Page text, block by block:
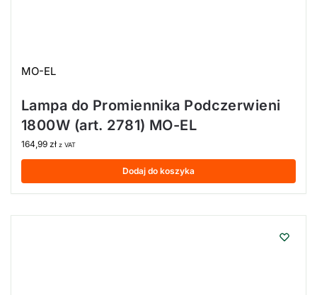
MO-EL
Lampa do Promiennika Podczerwieni
1800W (art. 2781) MO-EL
164,99 zł z VAT
Dodaj do koszyka